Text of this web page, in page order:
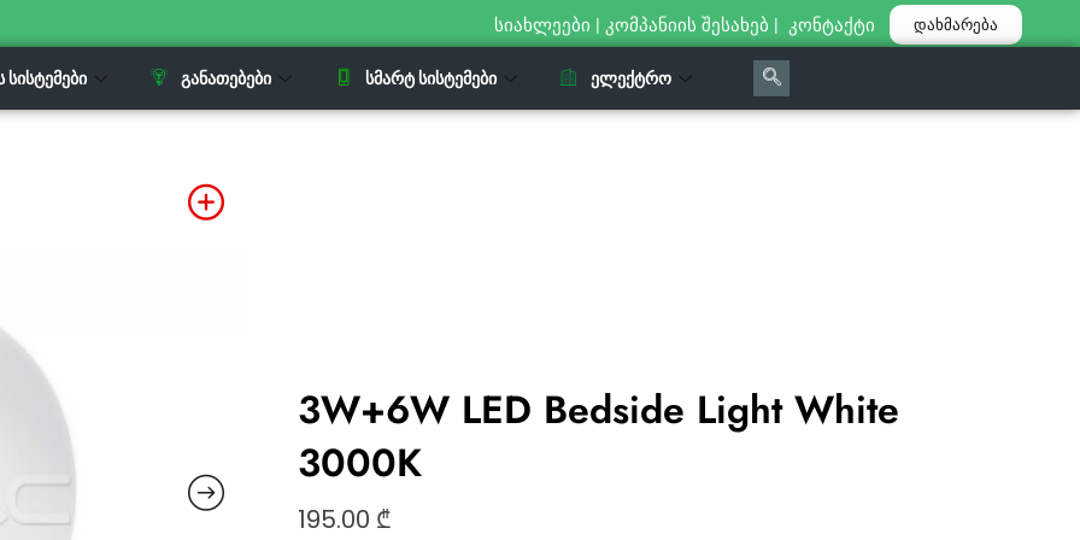
სიახლეები | კომპანიის შესახებ | კონტაქტი დახმარება
ᲡᲘᲡᲢᲔᲛᲔᲑᲘ ᲒᲐᲜᲐᲗᲔᲑᲔᲑᲘ ᲡᲛᲐᲠᲢ ᲡᲘᲡᲢᲔᲛᲔᲑᲘ ᲔᲚᲔᲥᲢᲠᲝ
3W+6W LED Bedside Light White
3000K
195.00 ₾